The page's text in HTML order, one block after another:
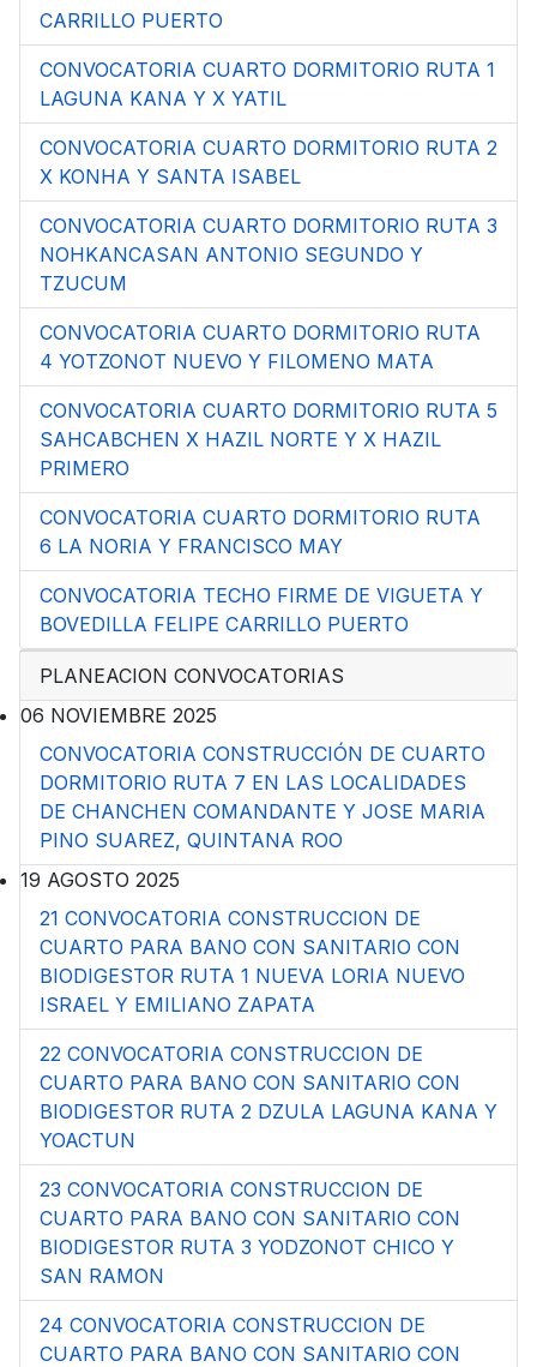
CARRILLO PUERTO
CONVOCATORIA CUARTO DORMITORIO RUTA 1
LAGUNA KANA Y X YATIL
CONVOCATORIA CUARTO DORMITORIO RUTA 2
X KONHA Y SANTA ISABEL
CONVOCATORIA CUARTO DORMITORIO RUTA 3
NOHKANCASAN ANTONIO SEGUNDO Y
TZUCUM
CONVOCATORIA CUARTO DORMITORIO RUTA
4 YOTZONOT NUEVO Y FILOMENO MATA
CONVOCATORIA CUARTO DORMITORIO RUTA 5
SAHCABCHEN X HAZIL NORTE Y X HAZIL
PRIMERO
CONVOCATORIA CUARTO DORMITORIO RUTA
6 LA NORIA Y FRANCISCO MAY
CONVOCATORIA TECHO FIRME DE VIGUETA Y
BOVEDILLA FELIPE CARRILLO PUERTO
PLANEACION CONVOCATORIAS
06 NOVIEMBRE 2025
CONVOCATORIA CONSTRUCCIÓN DE CUARTO
DORMITORIO RUTA 7 EN LAS LOCALIDADES
DE CHANCHEN COMANDANTE Y JOSE MARIA
PINO SUAREZ, QUINTANA ROO
19 AGOSTO 2025
21 CONVOCATORIA CONSTRUCCION DE
CUARTO PARA BANO CON SANITARIO CON
BIODIGESTOR RUTA 1 NUEVA LORIA NUEVO
ISRAEL Y EMILIANO ZAPATA
22 CONVOCATORIA CONSTRUCCION DE
CUARTO PARA BANO CON SANITARIO CON
BIODIGESTOR RUTA 2 DZULA LAGUNA KANA Y
YOACTUN
23 CONVOCATORIA CONSTRUCCION DE
CUARTO PARA BANO CON SANITARIO CON
BIODIGESTOR RUTA 3 YODZONOT CHICO Y
SAN RAMON
24 CONVOCATORIA CONSTRUCCION DE
CUARTO PARA BANO CON SANITARIO CON